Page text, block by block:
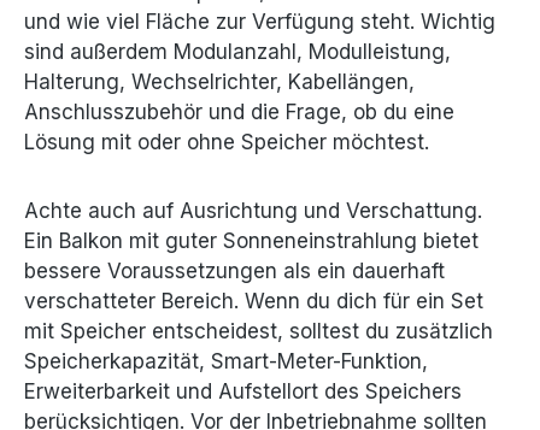
und wie viel Fläche zur Verfügung steht. Wichtig
sind außerdem Modulanzahl, Modulleistung,
Halterung, Wechselrichter, Kabellängen,
Anschlusszubehör und die Frage, ob du eine
Lösung mit oder ohne Speicher möchtest.
Achte auch auf Ausrichtung und Verschattung.
Ein Balkon mit guter Sonneneinstrahlung bietet
bessere Voraussetzungen als ein dauerhaft
verschatteter Bereich. Wenn du dich für ein Set
mit Speicher entscheidest, solltest du zusätzlich
Speicherkapazität, Smart-Meter-Funktion,
Erweiterbarkeit und Aufstellort des Speichers
berücksichtigen. Vor der Inbetriebnahme sollten